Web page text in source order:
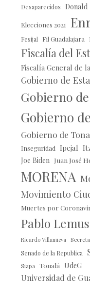
Desaparecidos
Elecciones 2021
Fesijal Fil Guadalajara
Fiscalía del
Fiscalía General de
Gobierno de
Gobierno
Gobierno
Gobierno de
Inseguridad Ipejal
Joe Biden Juan José
MORENA
Movimiento
Muertes por
Pablo Lemus
Ricardo Villanueva
Senado de la Republica
Siapa Tonalá UdeG
Universidad de